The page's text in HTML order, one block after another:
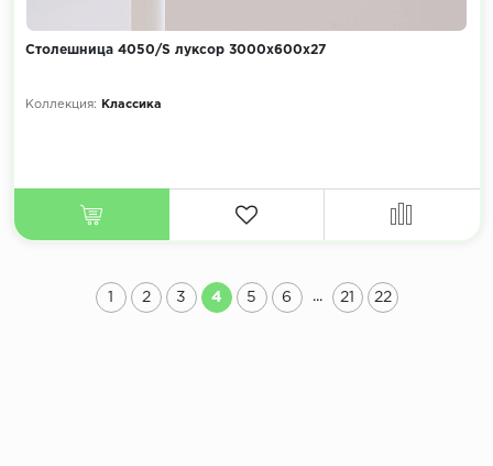
Столешница 4050/S луксор 3000х600х27
Коллекция: Классика
1 2 3 4 5 6 ... 21 22